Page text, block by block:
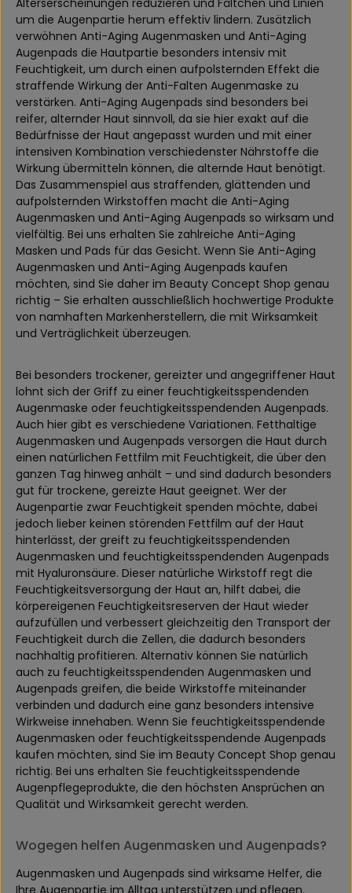
Alterserscheinungen reduzieren und Fältchen und Linien
um die Augenpartie herum effektiv lindern. Zusätzlich
verwöhnen Anti-Aging Augenmasken und Anti-Aging
Augenpads die Hautpartie besonders intensiv mit
Feuchtigkeit, um durch einen aufpolsternden Effekt die
straffende Wirkung der Anti-Falten Augenmaske zu
verstärken. Anti-Aging Augenpads sind besonders bei
reifer, alternder Haut sinnvoll, da sie hier exakt auf die
Bedürfnisse der Haut angepasst wurden und mit einer
intensiven Kombination verschiedenster Nährstoffe die
Wirkung übermitteln können, die alternde Haut benötigt.
Das Zusammenspiel aus straffenden, glättenden und
aufpolsternden Wirkstoffen macht die Anti-Aging
Augenmasken und Anti-Aging Augenpads so wirksam und
vielfältig. Bei uns erhalten Sie zahlreiche Anti-Aging
Masken und Pads für das Gesicht. Wenn Sie Anti-Aging
Augenmasken und Anti-Aging Augenpads kaufen
möchten, sind Sie daher im Beauty Concept Shop genau
richtig – Sie erhalten ausschließlich hochwertige Produkte
von namhaften Markenherstellern, die mit Wirksamkeit
und Verträglichkeit überzeugen.
Bei besonders trockener, gereizter und angegriffener Haut
lohnt sich der Griff zu einer feuchtigkeitsspendenden
Augenmaske oder feuchtigkeitsspendenden Augenpads.
Auch hier gibt es verschiedene Variationen. Fetthaltige
Augenmasken und Augenpads versorgen die Haut durch
einen natürlichen Fettfilm mit Feuchtigkeit, die über den
ganzen Tag hinweg anhält – und sind dadurch besonders
gut für trockene, gereizte Haut geeignet. Wer der
Augenpartie zwar Feuchtigkeit spenden möchte, dabei
jedoch lieber keinen störenden Fettfilm auf der Haut
hinterlässt, der greift zu feuchtigkeitsspendenden
Augenmasken und feuchtigkeitsspendenden Augenpads
mit Hyaluronsäure. Dieser natürliche Wirkstoff regt die
Feuchtigkeitsversorgung der Haut an, hilft dabei, die
körpereigenen Feuchtigkeitsreserven der Haut wieder
aufzufüllen und verbessert gleichzeitig den Transport der
Feuchtigkeit durch die Zellen, die dadurch besonders
nachhaltig profitieren. Alternativ können Sie natürlich
auch zu feuchtigkeitsspendenden Augenmasken und
Augenpads greifen, die beide Wirkstoffe miteinander
verbinden und dadurch eine ganz besonders intensive
Wirkweise innehaben. Wenn Sie feuchtigkeitsspendende
Augenmasken oder feuchtigkeitsspendende Augenpads
kaufen möchten, sind Sie im Beauty Concept Shop genau
richtig. Bei uns erhalten Sie feuchtigkeitsspendende
Augenpflegeprodukte, die den höchsten Ansprüchen an
Qualität und Wirksamkeit gerecht werden.
Wogegen helfen Augenmasken und Augenpads?
Augenmasken und Augenpads sind wirksame Helfer, die